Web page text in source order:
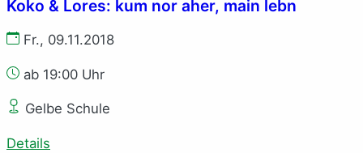
Koko & Lores: kum nor aher, main lebn
Fr., 09.11.2018
ab 19:00 Uhr
Gelbe Schule
Details